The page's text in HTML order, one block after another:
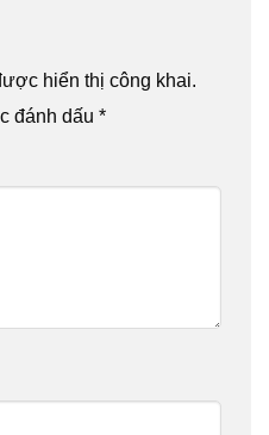
hiển thị công khai.
đánh dấu *